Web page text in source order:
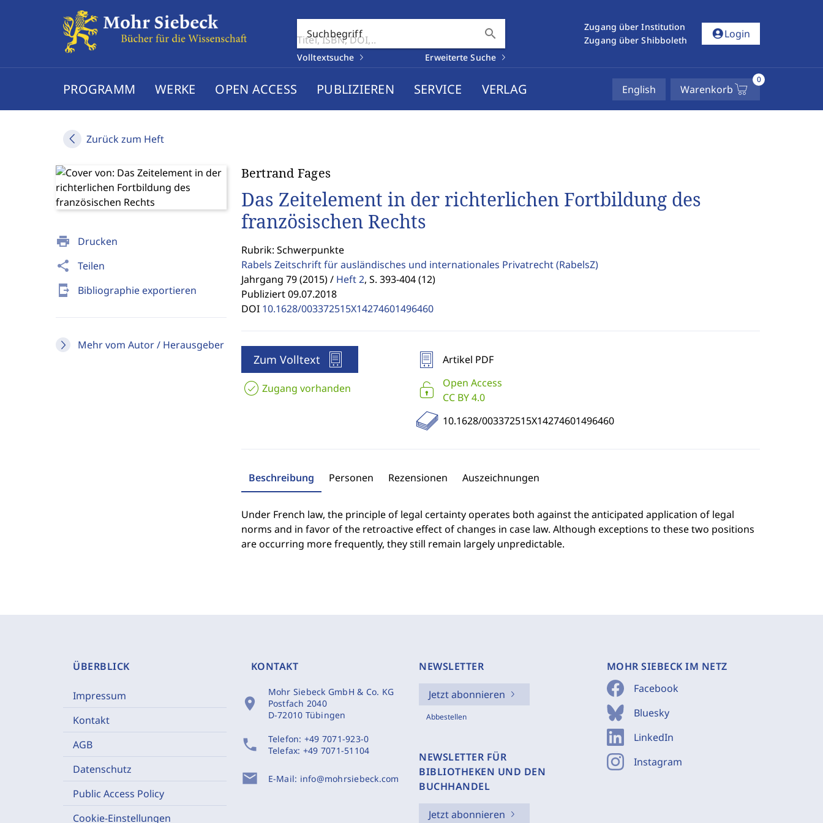
Suchbegriff search
Volltextsuche Erweiterte Suche
Zugang über Institution
Zugang über Shibboleth
account_circleLogin
PROGRAMM WERKE OPEN ACCESS PUBLIZIEREN SERVICE VERLAG English Warenkorb
0
Zurück zum Heft
print Drucken
share Teilen
send_to_mobile Bibliographie exportieren
Mehr vom Autor / Herausgeber
Bertrand Fages
Das Zeitelement in der richterlichen Fortbildung des
französischen Rechts
Rubrik: Schwerpunkte
Rabels Zeitschrift für ausländisches und internationales Privatrecht(RabelsZ)
Jahrgang 79 (2015) / Heft 2, S. 393-404 (12)
Publiziert 09.07.2018
DOI 10.1628/003372515X14274601496460
Zum Volltext
Zugang vorhanden
Artikel PDF
Open Access
CC BY 4.0
10.1628/003372515X14274601496460
Beschreibung Personen Rezensionen Auszeichnungen
Under French law, the principle of legal certainty operates both against the anticipated application of legal
norms and in favor of the retroactive effect of changes in case law. Although exceptions to these two positions
are occurring more frequently, they still remain largely unpredictable.
ÜBERBLICK
Impressum
Kontakt
AGB
Datenschutz
Public Access Policy
Cookie-Einstellungen
KONTAKT
location_on
Mohr Siebeck GmbH & Co. KG
Postfach 2040
D-72010 Tübingen
phone Telefon: +49 7071-923-0
Telefax: +49 7071-51104
mail E-Mail: info@mohrsiebeck.com
NEWSLETTER
Jetzt abonnieren
Abbestellen
NEWSLETTER FÜR
BIBLIOTHEKEN UND DEN
BUCHHANDEL
Jetzt abonnieren
MOHR SIEBECK IM NETZ
Facebook
Bluesky
LinkedIn
Instagram